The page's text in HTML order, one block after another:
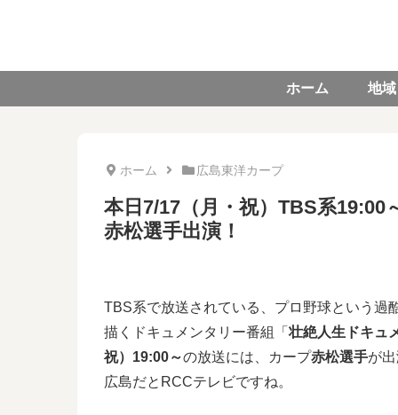
ホーム 地域
ホーム 広島東洋カープ
本日7/17（月・祝）TBS系
赤松選手出演！
TBS系で放送されている、プロ野球という過
描くドキュメンタリー番組「壮絶人生ドキュ
祝）19:00～の放送には、カープ赤松選手が出
広島だとRCCテレビですね。